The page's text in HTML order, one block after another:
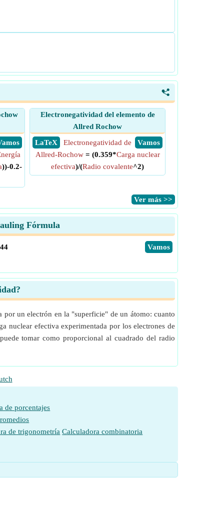
<
))-0.2-
Electronegatividad del elemento de
Allred Rochow
​ LaTeX
​ Vamos
Electronegatividad de
Allred-Rochow= (0.359*Carga nuclear
efectiva)/(Radio covalente^2)
​Ver más >>
Fórmula
​Vamos
por un electrón en la "superficie" de un átomo: cuanto
nuclear efectiva experimentada por los electrones de
tomar como proporcional al cuadrado del radio
de porcentajes
de trigonometría Calculadora combinatoria